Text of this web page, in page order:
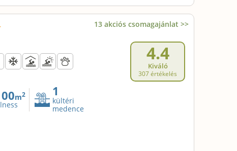
13 akciós csomagajánlat >>
4.4
Kiváló
307 értékelés
m2 1
kültéri
medence